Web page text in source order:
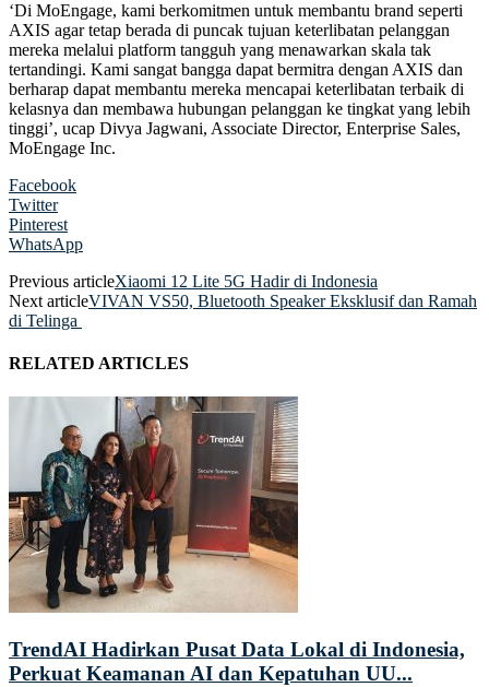
‘Di MoEngage, kami berkomitmen untuk membantu brand seperti
AXIS agar tetap berada di puncak tujuan keterlibatan pelanggan
mereka melalui platform tangguh yang menawarkan skala tak
tertandingi. Kami sangat bangga dapat bermitra dengan AXIS dan
berharap dapat membantu mereka mencapai keterlibatan terbaik di
kelasnya dan membawa hubungan pelanggan ke tingkat yang lebih
tinggi’, ucap Divya Jagwani, Associate Director, Enterprise Sales,
MoEngage Inc.
Facebook
Twitter
Pinterest
WhatsApp
Previous articleXiaomi 12 Lite 5G Hadir di Indonesia
Next articleVIVAN VS50, Bluetooth Speaker Eksklusif dan Ramah
di Telinga
RELATED ARTICLES
TrendAI Hadirkan Pusat Data Lokal di Indonesia,
Perkuat Keamanan AI dan Kepatuhan UU...